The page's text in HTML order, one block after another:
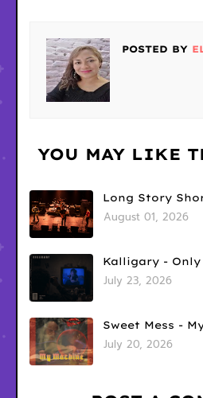
POSTED BY
YOU MAY LIKE
Long Story
August 01, 2026
Kalligary - Only
July 23, 2026
Sweet Mess -
July 20, 2026